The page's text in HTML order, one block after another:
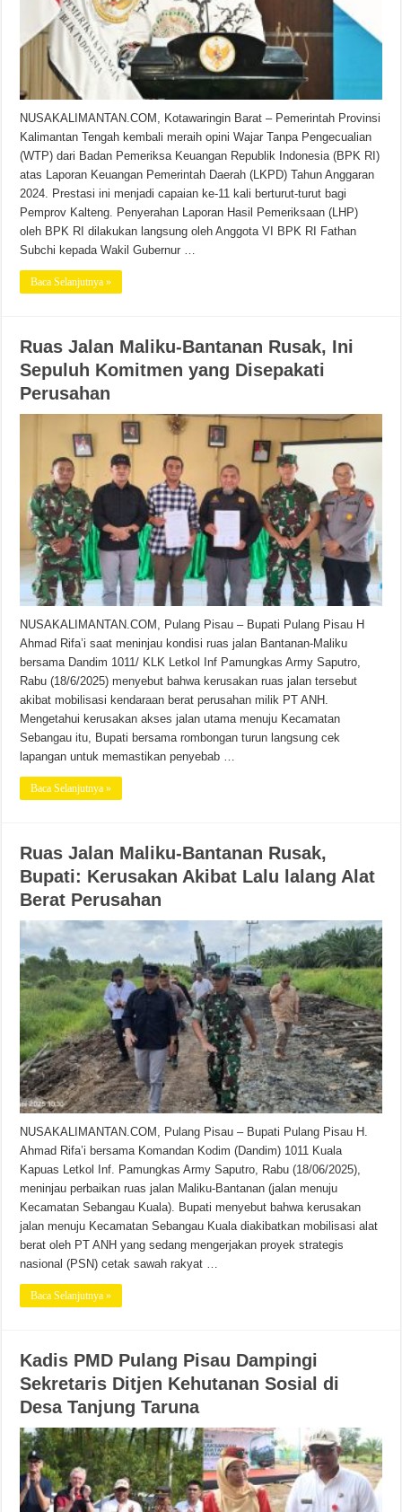
NUSAKALIMANTAN.COM, Kotawaringin Barat – Pemerintah Provinsi
Kalimantan Tengah kembali meraih opini Wajar Tanpa Pengecualian
(WTP) dari Badan Pemeriksa Keuangan Republik Indonesia (BPK RI)
atas Laporan Keuangan Pemerintah Daerah (LKPD) Tahun Anggaran
2024. Prestasi ini menjadi capaian ke-11 kali berturut-turut bagi
Pemprov Kalteng. Penyerahan Laporan Hasil Pemeriksaan (LHP)
oleh BPK RI dilakukan langsung oleh Anggota VI BPK RI Fathan
Subchi kepada Wakil Gubernur …
Baca Selanjutnya »
Ruas Jalan Maliku-Bantanan Rusak, Ini
Sepuluh Komitmen yang Disepakati
Perusahan
NUSAKALIMANTAN.COM, Pulang Pisau – Bupati Pulang Pisau H
Ahmad Rifa’i saat meninjau kondisi ruas jalan Bantanan-Maliku
bersama Dandim 1011/ KLK Letkol Inf Pamungkas Army Saputro,
Rabu (18/6/2025) menyebut bahwa kerusakan ruas jalan tersebut
akibat mobilisasi kendaraan berat perusahan milik PT ANH.
Mengetahui kerusakan akses jalan utama menuju Kecamatan
Sebangau itu, Bupati bersama rombongan turun langsung cek
lapangan untuk memastikan penyebab …
Baca Selanjutnya »
Ruas Jalan Maliku-Bantanan Rusak,
Bupati: Kerusakan Akibat Lalu lalang Alat
Berat Perusahan
NUSAKALIMANTAN.COM, Pulang Pisau – Bupati Pulang Pisau H.
Ahmad Rifa’i bersama Komandan Kodim (Dandim) 1011 Kuala
Kapuas Letkol Inf. Pamungkas Army Saputro, Rabu (18/06/2025),
meninjau perbaikan ruas jalan Maliku-Bantanan (jalan menuju
Kecamatan Sebangau Kuala). Bupati menyebut bahwa kerusakan
jalan menuju Kecamatan Sebangau Kuala diakibatkan mobilisasi alat
berat oleh PT ANH yang sedang mengerjakan proyek strategis
nasional (PSN) cetak sawah rakyat …
Baca Selanjutnya »
Kadis PMD Pulang Pisau Dampingi
Sekretaris Ditjen Kehutanan Sosial di
Desa Tanjung Taruna